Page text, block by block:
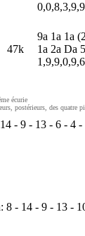
47k
9a 1a 1a
1a 2a Da 5
écurie
postérieurs, des quatre
14 - 9 - 13 - 6 - 4 -
8 - 14 - 9 - 13 -